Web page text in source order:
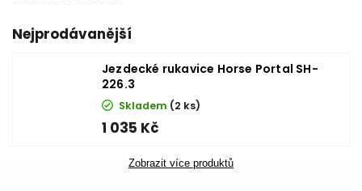
Nejprodávanější
Jezdecké rukavice Horse Portal SH-
226.3
Skladem (2 ks)
1 035 Kč
Zobrazit více produktů